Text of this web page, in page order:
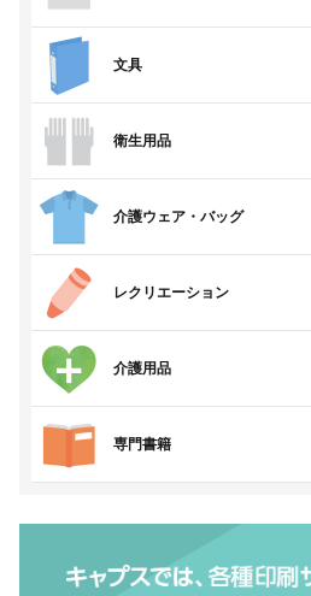
文具
衛生用品
介護ウェア・バッグ
レクリエーション
介護用品
専門書籍